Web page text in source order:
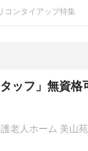
コンタイアップ特集
タッフ」無資
老人ホーム 美山苑